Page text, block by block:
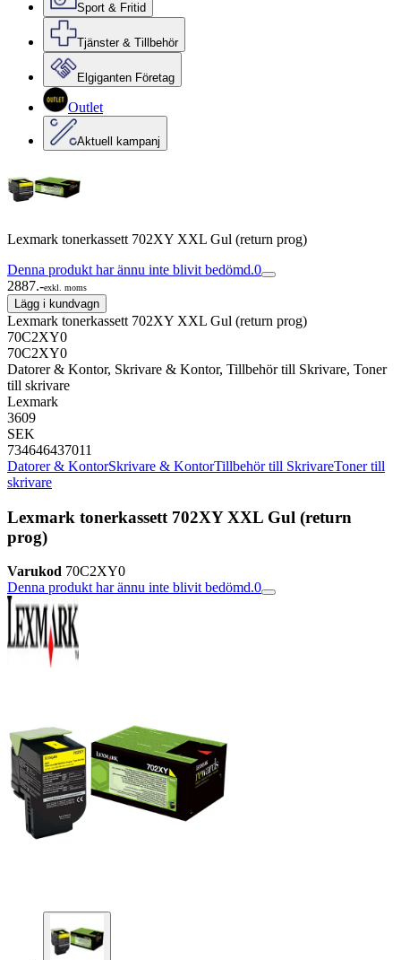
Sport & Fritid
Tjänster & Tillbehör
Elgiganten Företag
Outlet
Aktuell kampanj
Lexmark tonerkassett 702XY XXL Gul (return prog)
Denna produkt har ännu inte blivit bedömd.0
2887.-exkl. moms
Lägg i kundvagn
Lexmark tonerkassett 702XY XXL Gul (return prog)
70C2XY0
70C2XY0
Datorer & Kontor, Skrivare & Kontor, Tillbehör till Skrivare, Toner
till skrivare
Lexmark
3609
SEK
734646437011
Datorer & KontorSkrivare & KontorTillbehör till SkrivareToner till
skrivare
Lexmark tonerkassett 702XY XXL Gul (return
prog)
Varukod 70C2XY0
Denna produkt har ännu inte blivit bedömd.0